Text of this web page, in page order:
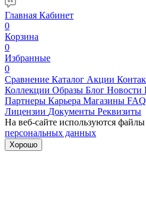
Главная Кабинет
0
Корзина
0
Избранные
0
Сравнение Каталог Акции
Коллекции Образы Блог Новости
Партнеры Карьера Магазины FAQ
Лицензии Документы Реквизиты
На веб-сайте используются
персональных данных
Хорошо